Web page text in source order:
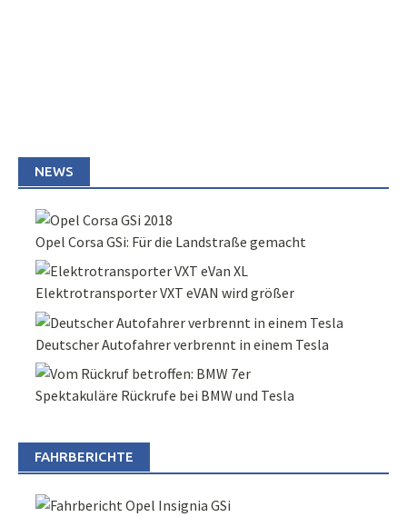
NEWS
Opel Corsa GSi: Für die Landstraße gemacht
Elektrotransporter VXT eVAN wird größer
Deutscher Autofahrer verbrennt in einem Tesla
Spektakuläre Rückrufe bei BMW und Tesla
FAHRBERICHTE